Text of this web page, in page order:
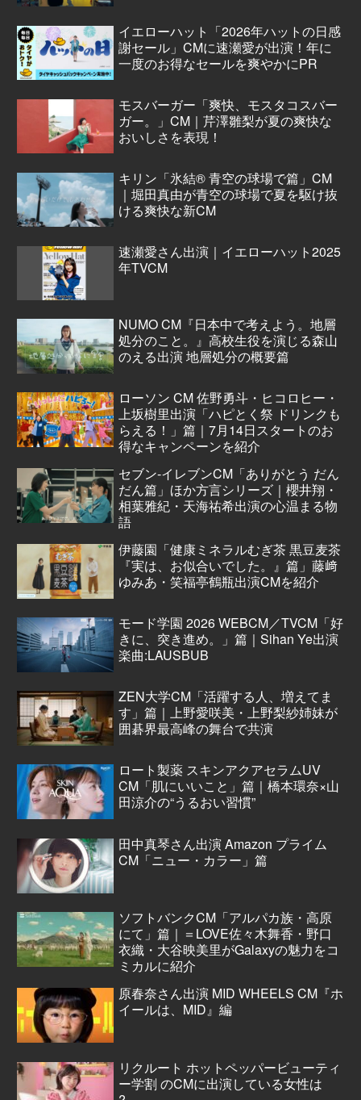
イエローハット「2026年ハットの日感
謝セール」CMに速瀬愛が出演！年に
一度のお得なセールを爽やかにPR
モスバーガー「爽快、モスタコスバー
ガー。」CM｜芹澤雛梨が夏の爽快な
おいしさを表現！
キリン「氷結® 青空の球場で篇」CM
｜堀田真由が青空の球場で夏を駆け抜
ける爽快な新CM
速瀬愛さん出演｜イエローハット2025
年TVCM
NUMO CM『日本中で考えよう。地層
処分のこと。』高校生役を演じる森山
のえる出演 地層処分の概要篇
ローソン CM 佐野勇斗・ヒコロヒー・
上坂樹里出演「ハピとく祭 ドリンクも
らえる！」篇｜7月14日スタートのお
得なキャンペーンを紹介
セブン‐イレブンCM「ありがとう だん
だん篇」ほか方言シリーズ｜櫻井翔・
相葉雅紀・天海祐希出演の心温まる物
語
伊藤園「健康ミネラルむぎ茶 黒豆麦茶
『実は、お似合いでした。』篇」藤﨑
ゆみあ・笑福亭鶴瓶出演CMを紹介
モード学園 2026 WEBCM／TVCM「好
きに、突き進め。」篇｜Sihan Ye出演
楽曲:LAUSBUB
ZEN大学CM「活躍する人、増えてま
す」篇｜上野愛咲美・上野梨紗姉妹が
囲碁界最高峰の舞台で共演
ロート製薬 スキンアクアセラムUV
CM「肌にいいこと」篇｜橋本環奈×山
田涼介の“うるおい習慣”
田中真琴さん出演 Amazon プライム
CM「ニュー・カラー」篇
ソフトバンクCM「アルパカ族・高原
にて」篇｜＝LOVE佐々木舞香・野口
衣織・大谷映美里がGalaxyの魅力をコ
ミカルに紹介
原春奈さん出演 MID WHEELS CM『ホ
イールは、MID』編
リクルート ホットペッパービューティ
ー学割 のCMに出演している女性は